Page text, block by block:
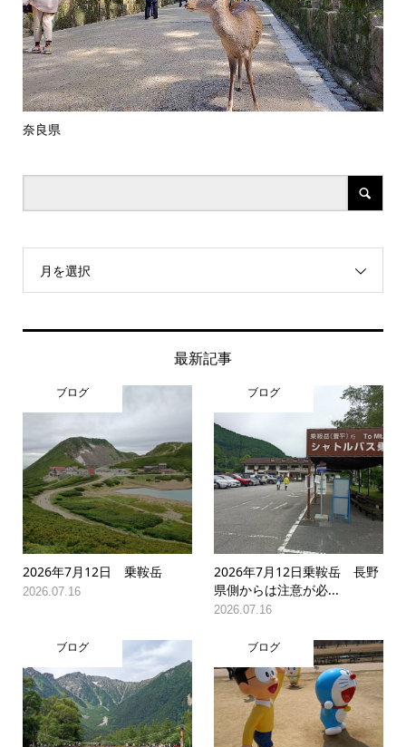
奈良県
月を選択
最新記事
ブログ
2026年7月12日 乗鞍岳
2026.07.16
ブログ
2026年7月12日乗鞍岳 長野
県側からは注意が必...
2026.07.16
ブログ ブログ